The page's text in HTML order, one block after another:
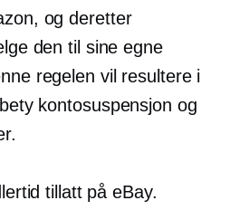
og deretter
den til sine egne
regelen vil resultere i
kontosuspensjon og
tillatt på eBay.